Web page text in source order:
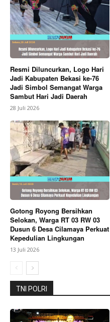
Resmi Diluncurkan, Logo Hari
Jadi Kabupaten Bekasi ke-76
Jadi Simbol Semangat Warga
Sambut Hari Jadi Daerah
28 Juli 2026
Gotong Royong Bersihkan
Selokan, Warga RT 03 RW 03
Dusun 6 Desa Cilamaya Perkuat
Kepedulian Lingkungan
13 Juli 2026
TNI POLRI